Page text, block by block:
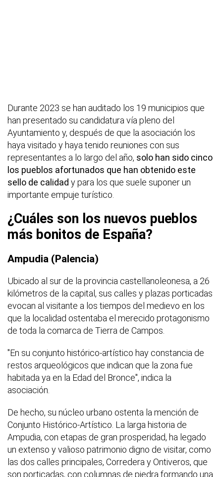
Durante 2023 se han auditado los 19 municipios que
han presentado su candidatura vía pleno del
Ayuntamiento y, después de que la asociación los
haya visitado y haya tenido reuniones con sus
representantes a lo largo del año, solo han sido cinco
los pueblos afortunados que han obtenido este
sello de calidad y para los que suele suponer un
importante empuje turístico.
¿Cuáles son los nuevos pueblos
más bonitos de España?
Ampudia (Palencia)
Ubicado al sur de la provincia castellanoleonesa, a 26
kilómetros de la capital, sus calles y plazas porticadas
evocan al visitante a los tiempos del medievo en los
que la localidad ostentaba el merecido protagonismo
de toda la comarca de Tierra de Campos.
"En su conjunto histórico-artístico hay constancia de
restos arqueológicos que indican que la zona fue
habitada ya en la Edad del Bronce", indica la
asociación.
De hecho, su núcleo urbano ostenta la mención de
Conjunto Histórico-Artístico. La larga historia de
Ampudia, con etapas de gran prosperidad, ha legado
un extenso y valioso patrimonio digno de visitar, como
las dos calles principales, Corredera y Ontiveros, que
son porticadas, con columnas de piedra formando una